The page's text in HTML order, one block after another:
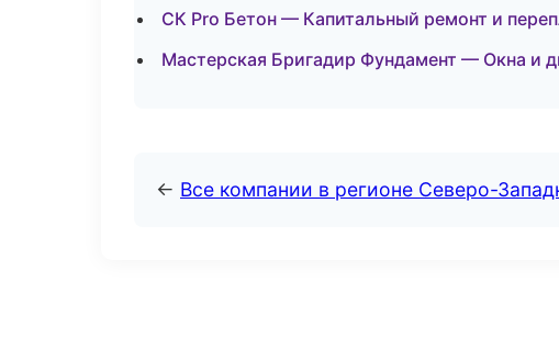
СК Pro Бетон — Капитальный ремонт и
Мастерская Бригадир Фундамент — Окна и
← Все компании в регионе Северо-